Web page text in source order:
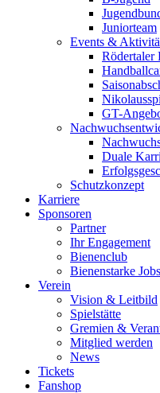
Juniorteam
Events &
Rödertaler
GT-
Duale
Schutzkonzept
Karriere
Sponsoren
Partner
Ihr Engagement
Bienenclub
Bienenstarke Jobs
Verein
Vision & Leitbild
Spielstätte
Gremien &
Mitglied werden
News
Tickets
Fanshop